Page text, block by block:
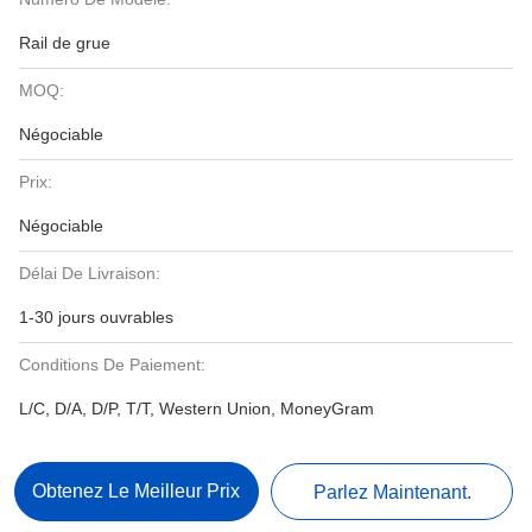
Rail de grue
MOQ:
Négociable
Prix:
Négociable
Délai De Livraison:
1-30 jours ouvrables
Conditions De Paiement:
L/C, D/A, D/P, T/T, Western Union, MoneyGram
Obtenez Le Meilleur Prix Parlez Maintenant.